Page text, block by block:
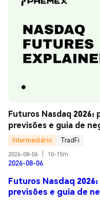
Futuros Nasdaq 2026:
previsões e guia de
Intermediário
TradFi
2026-08-06
10-15m
2026-08-06
Futuros Nasdaq
previsões e guia de